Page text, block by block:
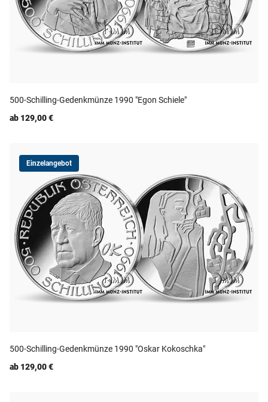
500-Schilling-Gedenkmünze 1990 "Egon Schiele"
ab 129,00 €
Einzelangebot
500-Schilling-Gedenkmünze 1990 "Oskar Kokoschka"
ab 129,00 €